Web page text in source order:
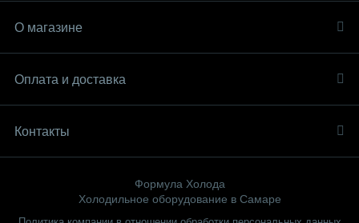
О магазине
Оплата и доставка
Контакты
Формула Холода
Холодильное оборудование в Самаре